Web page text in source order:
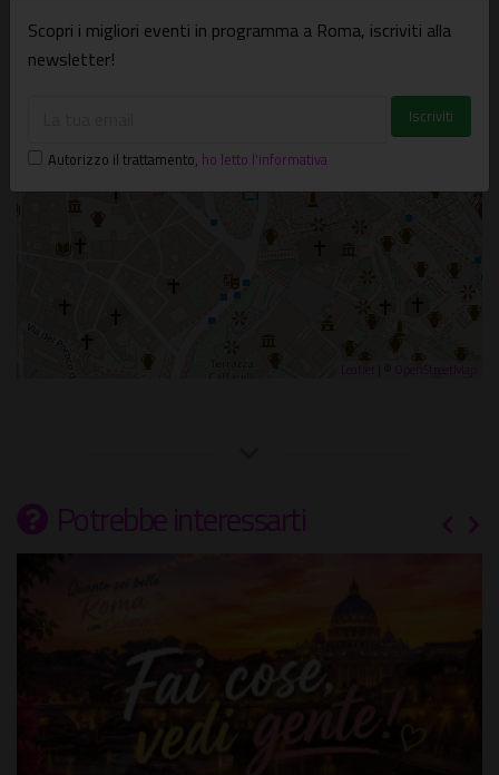
×
Potrebbe interessarti
Scopri i migliori eventi in programma a Roma, iscriviti alla
newsletter!
Autorizzo il trattamento, ho letto l'informativa